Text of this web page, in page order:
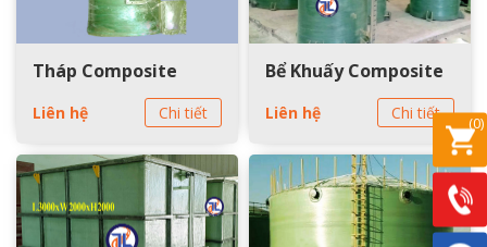
Tháp Composite
Liên hệ Chi tiết
Bể Khuấy Composite
Liên hệ Chi tiết (0)